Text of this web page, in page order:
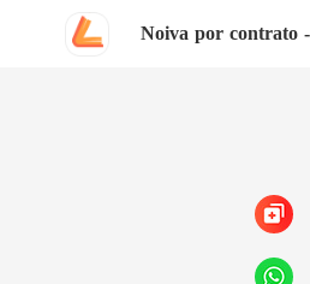
Noiva por contrato